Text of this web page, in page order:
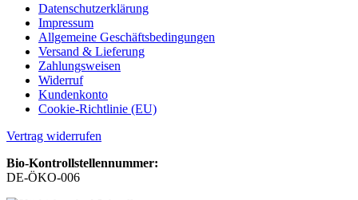
Datenschutzerklärung
Impressum
Allgemeine Geschäftsbedingungen
Versand & Lieferung
Zahlungsweisen
Widerruf
Kundenkonto
Cookie-Richtlinie (EU)
Vertrag widerrufen
Bio-Kontrollstellennummer:
DE-ÖKO-006